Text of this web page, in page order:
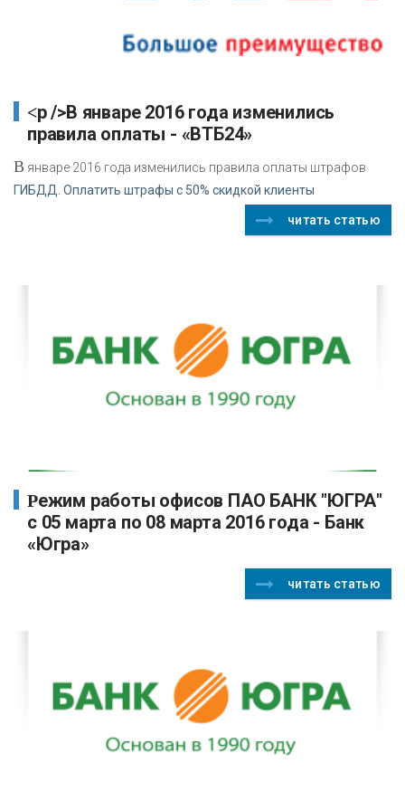
<p />В январе 2016 года изменились
правила оплаты - «ВТБ24»
В январе 2016 года изменились правила оплаты штрафов
ГИБДД. Оплатить штрафы с 50% скидкой клиенты
читать статью
Режим работы офисов ПАО БАНК "ЮГРА"
с 05 марта по 08 марта 2016 года - Банк
«Югра»
читать статью